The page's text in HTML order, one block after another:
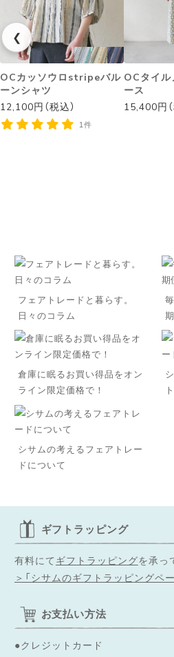
❮
OCカッソウロstripeバル
ーンシャツ
12,100円（税込）
1件
OCタイ
ース
15,400円（
フェアトレードと暮らす。
日々のコラム
倉庫に眠るお買い得品をオン
ライン限定価格で！
シサムの考えるフェアトレー
ドについて
ギフトラッピング
有料にて ギフトラッピングを承っ
＞「シサムのギフトラッピングペ
お支払い方法
●クレジットカード